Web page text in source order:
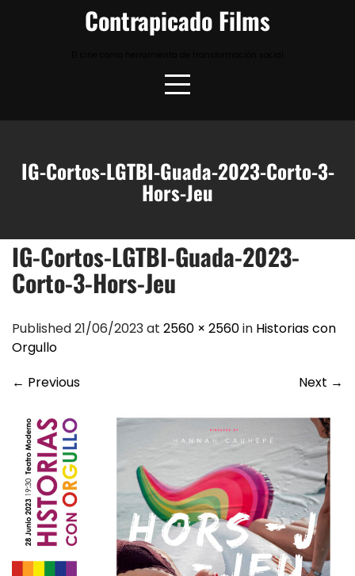
Contrapicado Films
IG-Cortos-LGTBI-Guada-2023-Corto-3-
Hors-Jeu
IG-Cortos-LGTBI-Guada-2023-
Corto-3-Hors-Jeu
Published 21/06/2023 at 2560 × 2560in Historias con
Orgullo
← Previous Next →